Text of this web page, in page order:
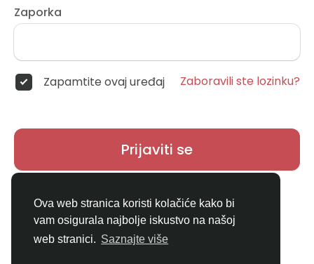
Ova web stranica koristi kolačiće kako bi
vam osigurala najbolje iskustvo na našoj
web stranici. Saznajte više
Zaporka
Zapamtite ovaj uređaj Zaboravili ste lozinku?
Prijaviti se